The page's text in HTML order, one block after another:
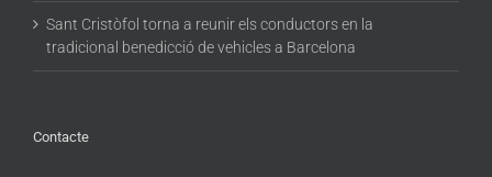
Sant Cristòfol torna a reunir els conductors en la
tradicional benedicció de vehicles a Barcelona
Contacte